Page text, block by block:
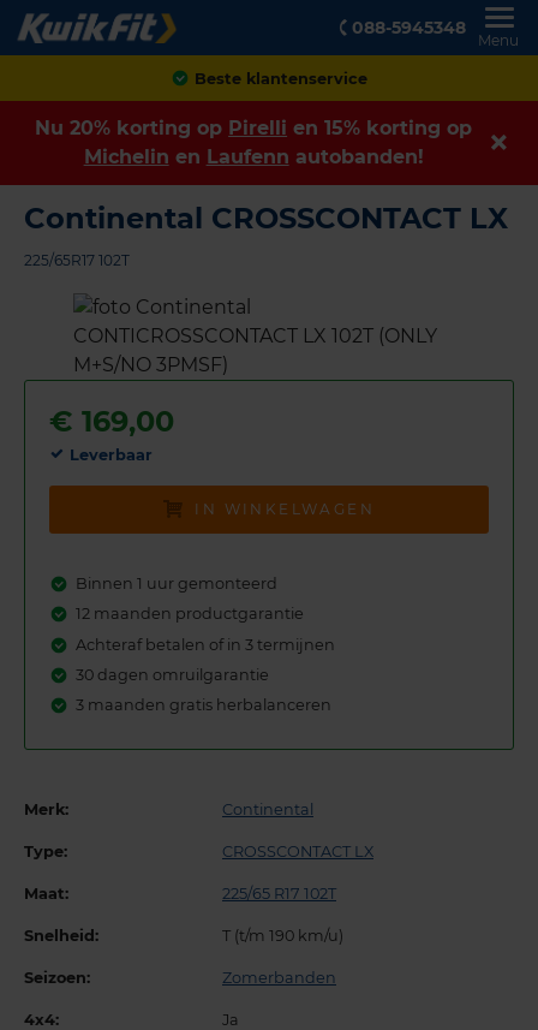
088-5945348
Menu
Achteraf betalen
Nu 20% korting op Pirelli en 15% korting op
Michelin en Laufenn autobanden!
Continental CROSSCONTACT LX
225/65R17 102T
€ 169,00
Leverbaar
IN WINKELWAGEN
Binnen 1 uur gemonteerd
12 maanden productgarantie
Achteraf betalen of in 3 termijnen
30 dagen omruilgarantie
3 maanden gratis herbalanceren
Merk: Continental
Type: CROSSCONTACT LX
Maat: 225/65 R17 102T
Snelheid: T (t/m 190 km/u)
Seizoen: Zomerbanden
4x4: Ja